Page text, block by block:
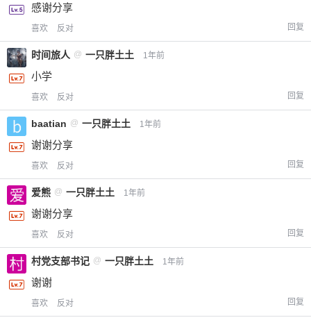
感谢分享
喜欢 反对 回复
时间旅人 @ 一只胖土土 1年前
小学
喜欢 反对 回复
baatian @ 一只胖土土 1年前
谢谢分享
喜欢 反对 回复
爱熊 @ 一只胖土土 1年前
谢谢分享
喜欢 反对 回复
村党支部书记 @ 一只胖土土 1年前
谢谢
喜欢 反对 回复